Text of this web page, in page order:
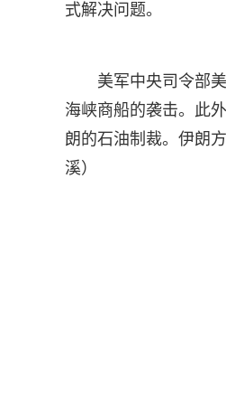
式解决问题。
美军中央司令部
海峡商船的袭击。此
朗的石油制裁。伊朗
溪）